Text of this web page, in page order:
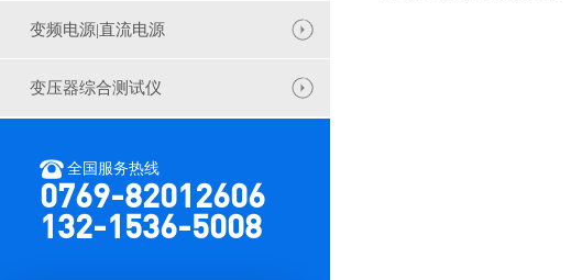
变频电源|直流电源
变压器综合测试仪
全国服务热线
0769-82012606
132-1536-5008